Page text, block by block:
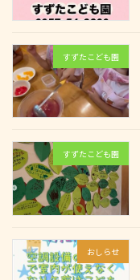
すずたこども園
すずたこども園
おしらせ